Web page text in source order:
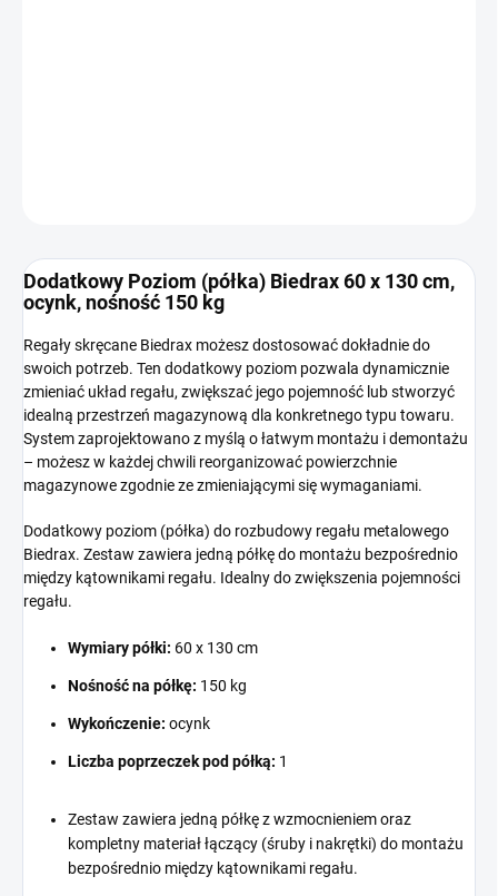
Dodatkowy Poziom (półka) Biedrax 60 x 130 cm,
ocynk, nośność 150 kg
Regały skręcane Biedrax możesz dostosować dokładnie do
swoich potrzeb. Ten dodatkowy poziom pozwala dynamicznie
zmieniać układ regału, zwiększać jego pojemność lub stworzyć
idealną przestrzeń magazynową dla konkretnego typu towaru.
System zaprojektowano z myślą o łatwym montażu i demontażu
– możesz w każdej chwili reorganizować powierzchnie
magazynowe zgodnie ze zmieniającymi się wymaganiami.
Dodatkowy poziom (półka) do rozbudowy regału metalowego
Biedrax. Zestaw zawiera jedną półkę do montażu bezpośrednio
między kątownikami regału. Idealny do zwiększenia pojemności
regału.
Wymiary półki: 60 x 130 cm
Nośność na półkę: 150 kg
Wykończenie: ocynk
Liczba poprzeczek pod półką: 1
Zestaw zawiera jedną półkę z wzmocnieniem oraz
kompletny materiał łączący (śruby i nakrętki) do montażu
bezpośrednio między kątownikami regału.